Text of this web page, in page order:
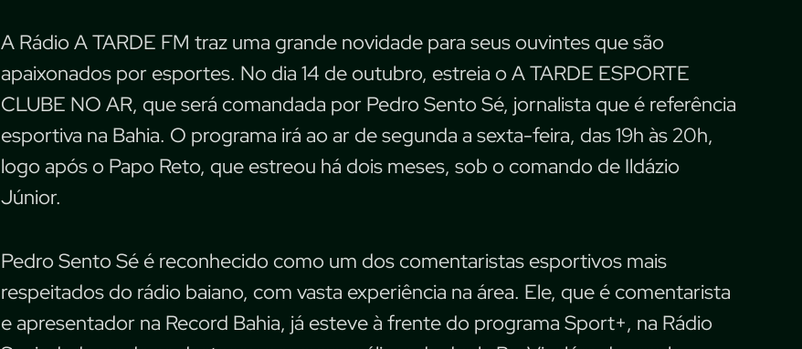
A Rádio A TARDE FM traz uma grande novidade para seus ouvintes que são
apaixonados por esportes. No dia 14 de outubro, estreia o A TARDE ESPORTE
CLUBE NO AR, que será comandada por Pedro Sento Sé, jornalista que é referência
esportiva na Bahia. O programa irá ao ar de segunda a sexta-feira, das 19h às 20h,
logo após o Papo Reto, que estreou há dois meses, sob o comando de Ildázio
Júnior.
Pedro Sento Sé é reconhecido como um dos comentaristas esportivos mais
respeitados do rádio baiano, com vasta experiência na área. Ele, que é comentarista
e apresentador na Record Bahia, já esteve à frente do programa Sport+, na Rádio